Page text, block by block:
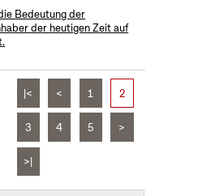
Bedeutung der
der heutigen Zeit auf
|< < 1 2
3 4 5 >
>|